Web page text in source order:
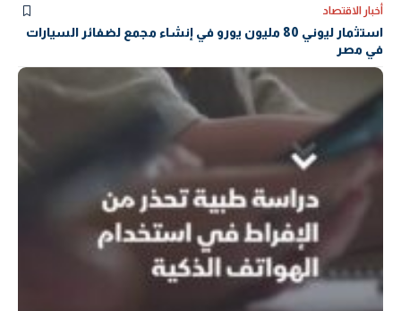
أخبار الاقتصاد
استثمار ليوني 80 مليون يورو في إنشاء مجمع لضفائر السيارات
في مصر